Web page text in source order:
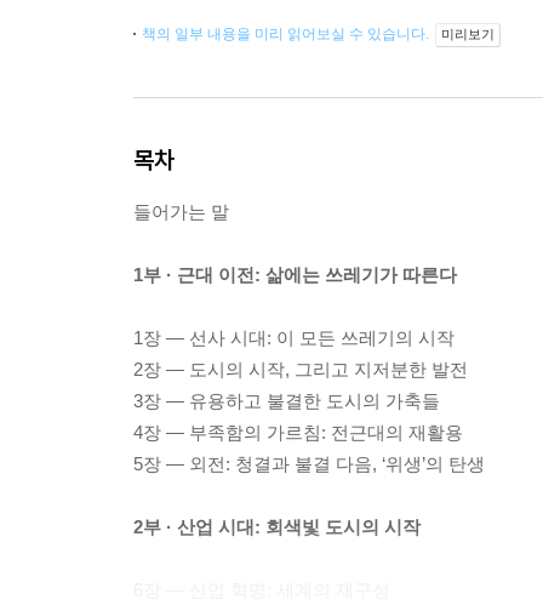
책의 일부 내용을 미리 읽어보실 수 있습니다. 미리보기
목차
들어가는 말
1부 · 근대 이전: 삶에는 쓰레기가 따른다
1장 ― 선사 시대: 이 모든 쓰레기의 시작
2장 ― 도시의 시작, 그리고 지저분한 발전
3장 ― 유용하고 불결한 도시의 가축들
4장 ― 부족함의 가르침: 전근대의 재활용
5장 ― 외전: 청결과 불결 다음, ‘위생’의 탄생
2부 · 산업 시대: 회색빛 도시의 시작